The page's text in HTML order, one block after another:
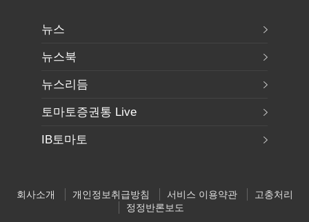
뉴스
뉴스북
뉴스리듬
토마토증권통 Live
IB토마토
회사소개 개인정보취급방침 서비스 이용약관
고충처리
정정반론보도